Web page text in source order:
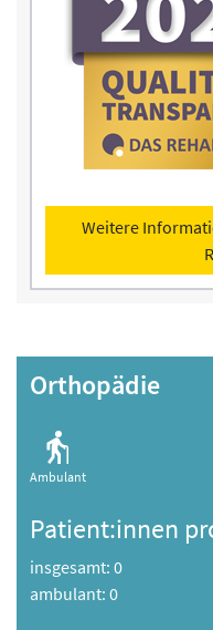
Weitere
Orthopädie
Ambulant
Patient:innen
insgesamt: 0
ambulant: 0